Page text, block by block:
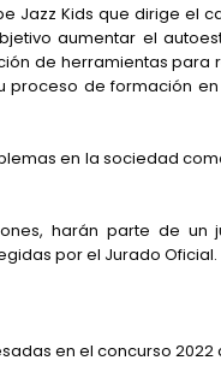
Jazz Kids que dirige el
aumentar el
de herramientas
de formación
en la sociedad
harán parte de
por el Jurado Oficial.
en el concurso 2022